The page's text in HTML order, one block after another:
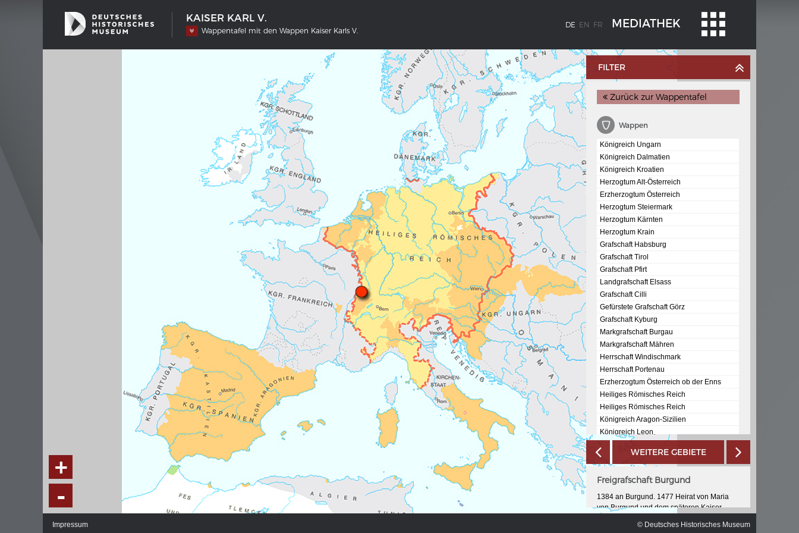
KAISER KARL V.
Wappentafel mit den Wappen Kaiser Karls V.
DE EN FR MEDIATHEK
MERIANS DEUTSCHLAND 1642 - 1654
Interaktive Karte
Bildergalerie Topographia Germaniae
Wissenswert
DER RHEIN VON BASEL BIS KOBLENZ
Ganz neue Vorstellung des Rheinstroms
1794
Details der historischen Rheinkarte
Deutsch-französische Geschichte am
Rhein
Chronologie der deutsch-französischen
Geschichte
KAISER KARL V.
Wappentafel mit den Wappen Kaiser
Karls V.
DIE NATIONALVERSAMMLUNG IN DER
Fraktionen und Abgeordnete
Politische Ziele der Fraktionen
Fragen und Antworten
WEIMAR: VOM WESEN UND WERT DER
DEMOKRATIE
Regierungsprogramm
+
-
FILTER
Zurück zur Wappentafel
Wappen
Königreich Ungarn
Königreich Dalmatien
Königreich Kroatien
Herzogtum Alt-Österreich
Erzherzogtum Österreich
Herzogtum Steiermark
Herzogtum Kärnten
Herzogtum Krain
Grafschaft Habsburg
Grafschaft Tirol
Grafschaft Pfirt
Landgrafschaft Elsass
Grafschaft Cilli
Gefürstete Grafschaft Görz
Grafschaft Kyburg
Markgrafschaft Burgau
Markgrafschaft Mähren
Herrschaft Windischmark
Herrschaft Portenau
Erzherzogtum Österreich ob der Enns
Heiliges Römisches Reich
Heiliges Römisches Reich
Königreich Aragon-Sizilien
Königreich Leon
Königreich Jerusalem
Königreich Galicien
Königreich Sevilla
Königreich Sardinien
WEITERE GEBIETE
Freigrafschaft Burgund
1384 an Burgund. 1477 Heirat von Maria
von Burgund und dem späteren Kaiser
Länder durch den Tod Marias an das Haus
Impressum © Deutsches Historisches Museum